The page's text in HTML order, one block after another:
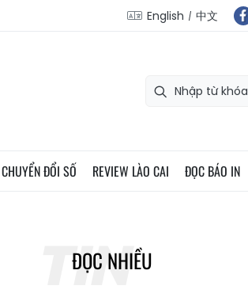
English 中文
CHUYỂN ĐỔI SỐ REVIEW LÀO CAI ĐỌC BÁO IN
ĐỌC NHIỀU